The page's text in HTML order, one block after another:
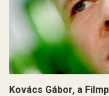
Kovács Gábor, a